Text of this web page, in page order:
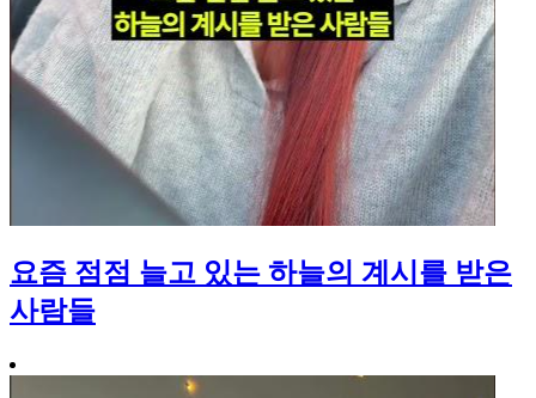
요즘 점점 늘고 있는 하늘의 계시를 받은
사람들